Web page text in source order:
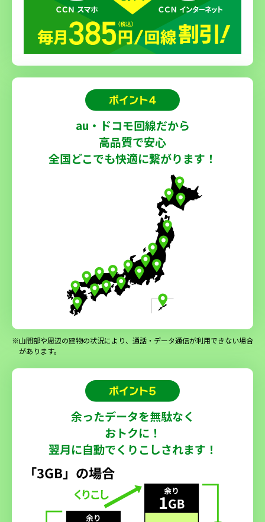
au・ドコモ回線だから
高品質で安心
全国どこでも快適に繋がります！
※山間部や周辺の建物の状況により、通話・データ通信が利用できない場合
があります。
余ったデータを無駄なく
おトクに！
翌月に自動でくりこしされます！